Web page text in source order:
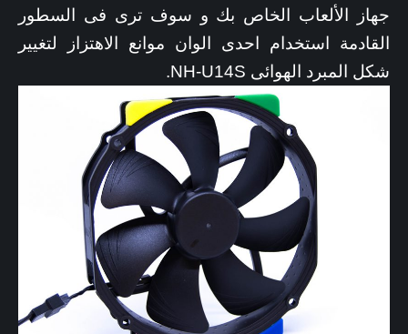
جهاز الألعاب الخاص بك و سوف ترى فى السطور
القادمة استخدام احدى الوان موانع الاهتزاز لتغيير
شكل المبرد الهوائى NH-U14S.